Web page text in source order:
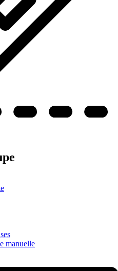
manuelle